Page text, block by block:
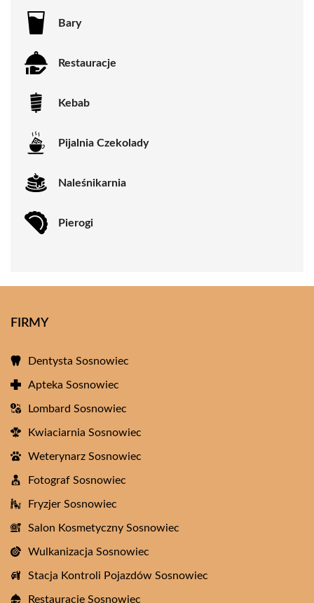
Bary
Restauracje
Kebab
Pijalnia Czekolady
Naleśnikarnia
Pierogi
FIRMY
Dentysta Sosnowiec
Apteka Sosnowiec
Lombard Sosnowiec
Kwiaciarnia Sosnowiec
Weterynarz Sosnowiec
Fotograf Sosnowiec
Fryzjer Sosnowiec
Salon Kosmetyczny Sosnowiec
Wulkanizacja Sosnowiec
Stacja Kontroli Pojazdów Sosnowiec
Restauracje Sosnowiec